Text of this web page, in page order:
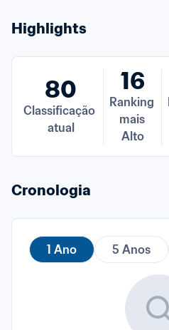
Highlights
80
Classificação
atual
16
Ranking
mais
Alto
Cronologia
1 Ano 5 Anos